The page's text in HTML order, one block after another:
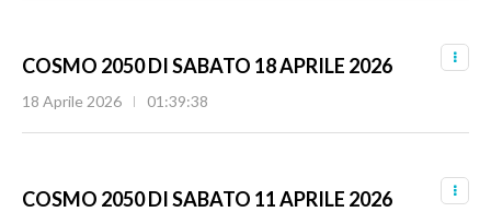
COSMO 2050 DI SABATO 18 APRILE 2026
18 Aprile 2026 01:39:38
COSMO 2050 DI SABATO 11 APRILE 2026